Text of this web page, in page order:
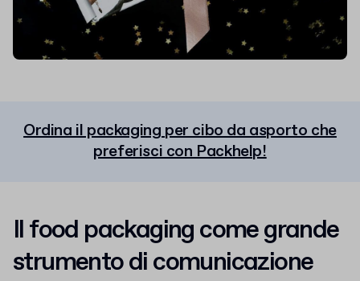
Ordina il packaging per cibo da asporto che
preferisci con Packhelp!
Il food packaging come grande
strumento di comunicazione